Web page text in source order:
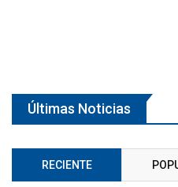
Últimas Noticias
RECIENTE